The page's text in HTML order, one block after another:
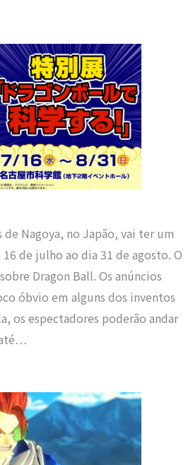
de Nagoya, no Japão, vai ter um
de julho ao dia 31 de agosto. O
Dragon Ball. Os anúncios
óbvio em alguns dos inventos
os espectadores poderão andar